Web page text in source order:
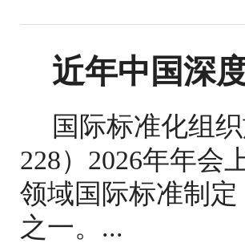
近年中国深
国际标准化组
228）2026年年会
领域国际标准制
之一。...